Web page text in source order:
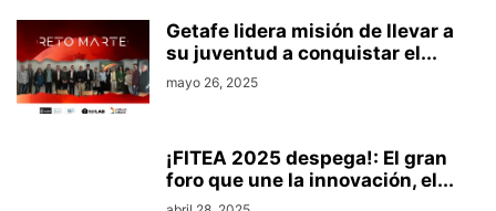
Getafe lidera misión de llevar a
su juventud a conquistar el...
mayo 26, 2025
¡FITEA 2025 despega!: El gran
foro que une la innovación, el...